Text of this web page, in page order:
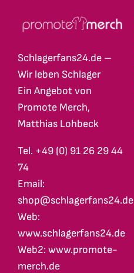
Schlagerfans24.de –
Wir leben Schlager
Ein Angebot von
Promote Merch,
Matthias Lohbeck
Tel. +49 (0) 91 26 29 44
74
Email:
shop@schlagerfans24.de
Web:
www.schlagerfans24.de
Web2: www.promote-
merch.de